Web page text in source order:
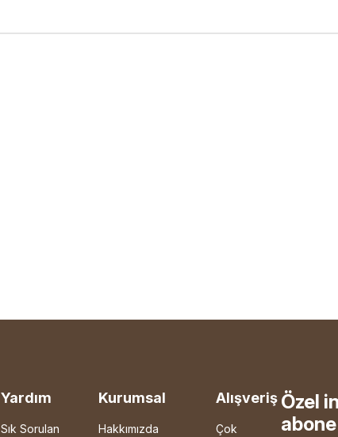
Yardım
Sık Sorulan
Kurumsal
Hakkımızda
Alışveriş
Çok
Özel